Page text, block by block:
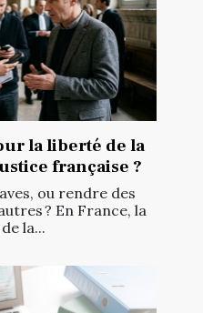
la liberté de la
française ?
ou rendre des
? En France, la
la...